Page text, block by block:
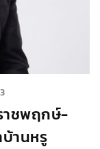
าชพฤกษ์-
านหรู